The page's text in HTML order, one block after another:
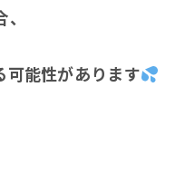
可能性があります